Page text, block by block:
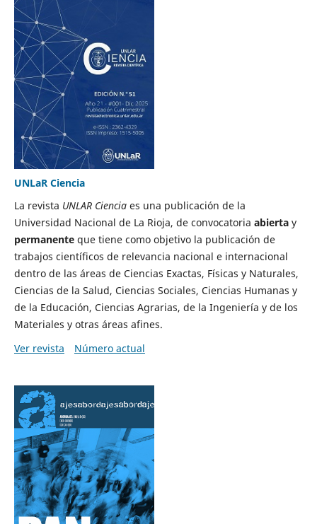
UNLaR Ciencia
La revista UNLAR Cienciaes una publicación de la
Universidad Nacional de La Rioja, de convocatoria abiertay
permanenteque tiene como objetivo la publicación de
trabajos científicos de relevancia nacional e internacional
dentro de las áreas de Ciencias Exactas, Físicas y Naturales,
Ciencias de la Salud, Ciencias Sociales, Ciencias Humanas y
de la Educación, Ciencias Agrarias, de la Ingeniería y de los
Materiales y otras áreas afines.
Ver revista
Número actual